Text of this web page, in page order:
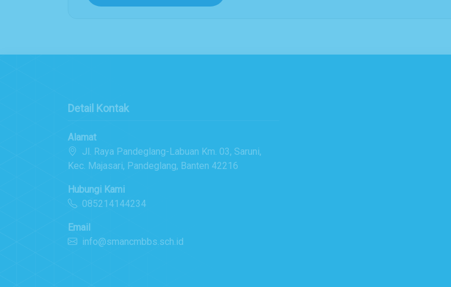
Detail Kontak
Alamat
Jl. Raya Pandeglang-Labuan Km. 03, Saruni,
Kec. Majasari, Pandeglang, Banten 42216
Hubungi Kami
085214144234
Email
info@smancmbbs.sch.id